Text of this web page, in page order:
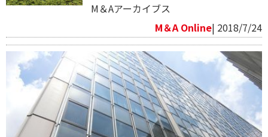
M＆Aアーカイブス
M＆A Online| 2018/7/24